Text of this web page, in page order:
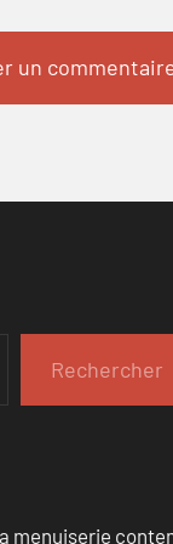
Rechercher
menuiserie